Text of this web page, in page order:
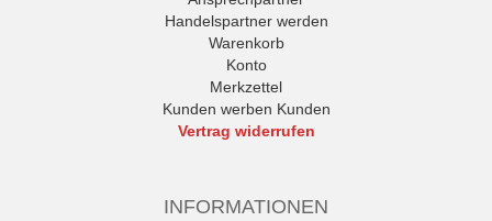
Handelspartner werden
Warenkorb
Konto
Merkzettel
Kunden werben Kunden
Vertrag widerrufen
INFORMATIONEN